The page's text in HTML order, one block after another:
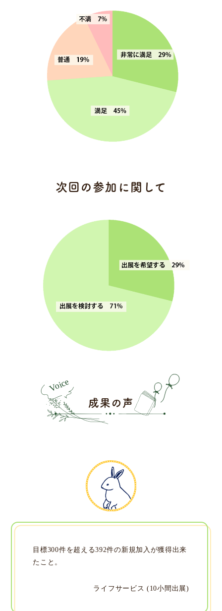
次回の参加に関して
成果の声
目標300件を超える392件の新規加入が獲得出来
たこと。
ライフサービス (10小間出展)